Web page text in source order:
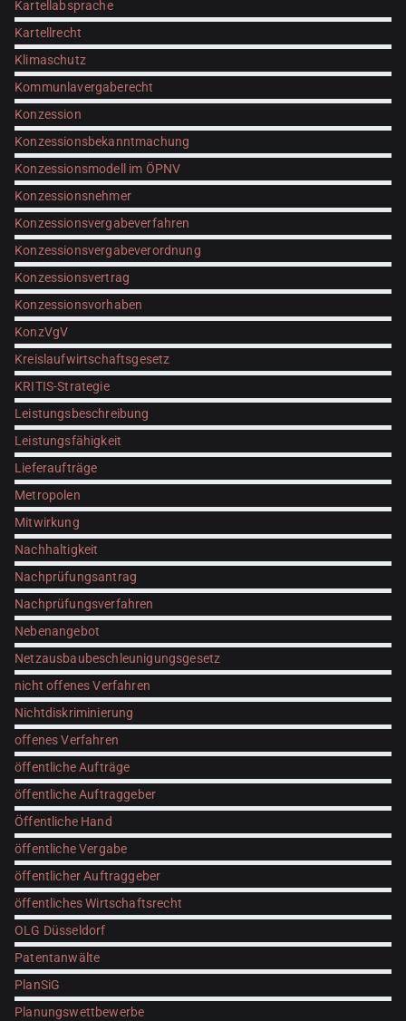
Kartellabsprache
Kartellrecht
Klimaschutz
Kommunlavergaberecht
Konzession
Konzessionsbekanntmachung
Konzessionsmodell im ÖPNV
Konzessionsnehmer
Konzessionsvergabeverfahren
Konzessionsvergabeverordnung
Konzessionsvertrag
Konzessionsvorhaben
KonzVgV
Kreislaufwirtschaftsgesetz
KRITIS-Strategie
Leistungsbeschreibung
Leistungsfähigkeit
Lieferaufträge
Metropolen
Mitwirkung
Nachhaltigkeit
Nachprüfungsantrag
Nachprüfungsverfahren
Nebenangebot
Netzausbaubeschleunigungsgesetz
nicht offenes Verfahren
Nichtdiskriminierung
offenes Verfahren
öffentliche Aufträge
öffentliche Auftraggeber
Öffentliche Hand
öffentliche Vergabe
öffentlicher Auftraggeber
öffentliches Wirtschaftsrecht
OLG Düsseldorf
Patentanwälte
PlanSiG
Planungswettbewerbe